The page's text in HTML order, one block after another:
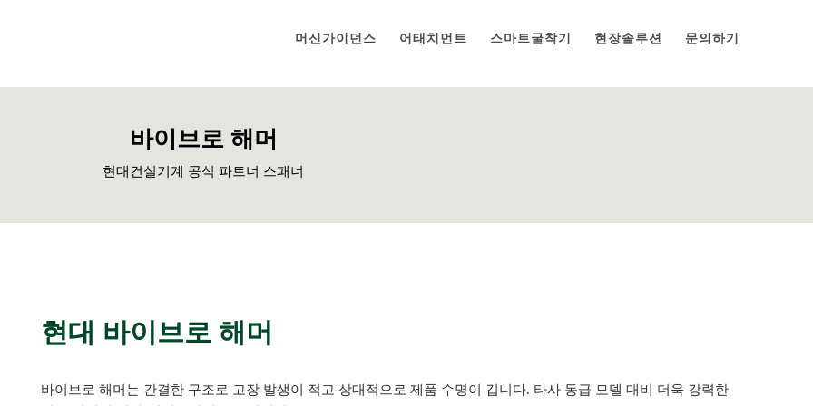
머신가이던스 어태치먼트 스마트굴착기 현장솔루션 문의하기
바이브로 해머
현대건설기계 공식 파트너 스패너
현대 바이브로 해머
바이브로 해머는 간결한 구조로 고장 발생이 적고 상대적으로 제품 수명이 깁니다. 타사 동급 모델 대비 더욱 강력한